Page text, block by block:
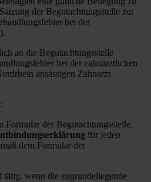
der Begutachtungsstelle zur
bei der
an die Begutachtungsstelle
bei der zahnärztlichen
ansässigen Zahnarzt
Formular der Begutachtungsstelle,
für jeden
dem Formular der
wenn die zugrundeliegende